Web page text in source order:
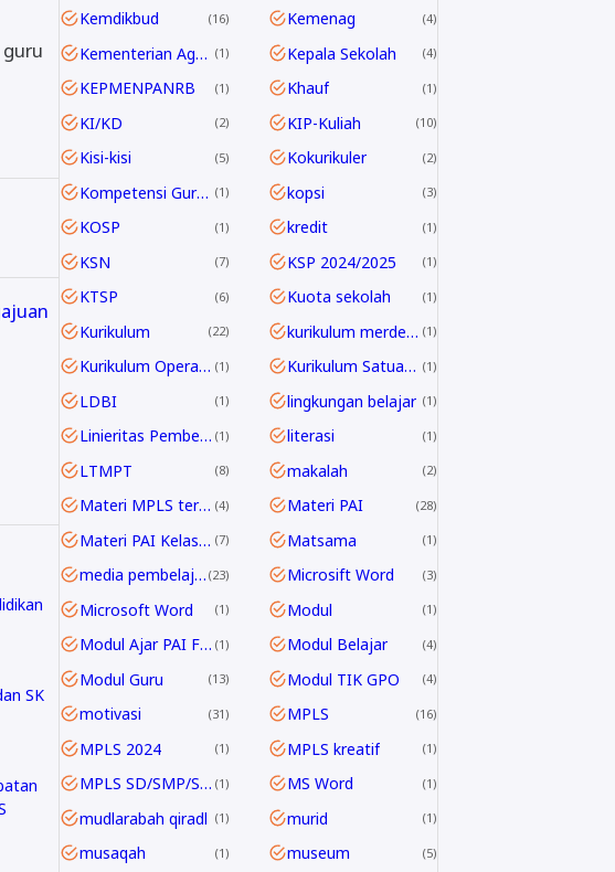
SK
Kemdikbud 16 Kemenag 4
Kementerian Agama 1 Kepala Sekolah 4
KEPMENPANRB 1 Khauf 1
KI/KD 2 KIP-Kuliah 10
Kisi-kisi 5 Kokurikuler 2
Kompetensi Guru 2045 1 kopsi 3
KOSP 1 kredit 1
KSN 7 KSP 2024/2025 1
KTSP 6 Kuota sekolah 1
Kurikulum 22 kurikulum merdeka 1
Kurikulum Operasional Satuan Pendidikan 1 Kurikulum Satuan Pendidikan 1
LDBI 1 lingkungan belajar 1
Linieritas Pembelajaran 1 literasi 1
LTMPT 8 makalah 2
Materi MPLS terbaru 4 Materi PAI 28
Materi PAI Kelas 10 7 Matsama 1
media pembelajaran 23 Microsift Word 3
Microsoft Word 1 Modul 1
Modul Ajar PAI Fase E & F 1 Modul Belajar 4
Modul Guru 13 Modul TIK GPO 4
motivasi 31 MPLS 16
MPLS 2024 1 MPLS kreatif 1
MPLS SD/SMP/SMA 2024/2025 1 MS Word 1
mudlarabah qiradl 1 murid 1
musaqah 1 museum 5